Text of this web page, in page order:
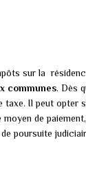
sur la
communes. Dès
Il peut opter
de
poursuite